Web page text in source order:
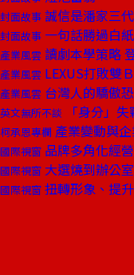
封面故事 誠信是潘家三
封面故事 一句話勝過白
產業風雲 讀劇本學策略
產業風雲 LEXUS打敗雙
產業風雲 台灣人的驕傲
英文無所不談 「身分」
柯承恩專欄 產業變動與
國際視窗 品牌多角化經
國際視窗 大選燒到辦公
國際視窗 扭轉形象、提